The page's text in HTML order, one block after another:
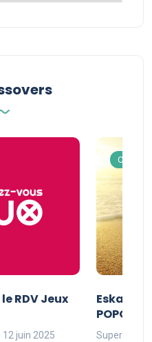
RDV Jeux
12 juin 2025
Eskarina